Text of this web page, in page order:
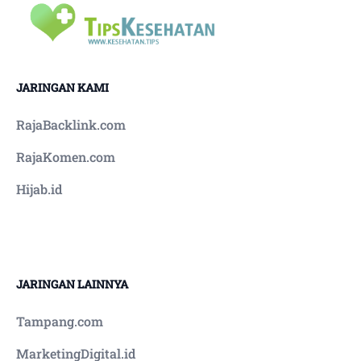
JARINGAN KAMI
RajaBacklink.com
RajaKomen.com
Hijab.id
JARINGAN LAINNYA
Tampang.com
MarketingDigital.id